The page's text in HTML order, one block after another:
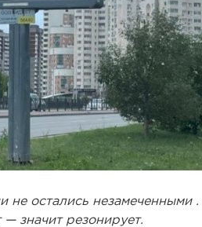
не остались незамеченными .
— значит резонирует.